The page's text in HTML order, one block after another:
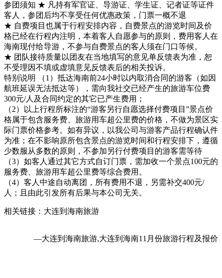
参团须知 ★ 凡持有军官证、导游证、学生证、记者证等证件
客人，参团后均不享受任何优惠政策，门票一概不退
★ 自费项目也属于行程安排内容，自费景点的游览时间及价
格已经在行程内注明，本着客人自愿参与的原则，费用客人在
海南现付给导游，不参与自费景点的客人须在门口等候。
★ 团队接待质量以团友在当地填写的意见单反馈表为准，恕
不受理因不填或虚填意见反馈表后的相关投诉。
特别说明 （1）抵达海南前24小时以内取消合同的游客（如因
航班延误无法抵达等），需向我社交已经产生的旅游车位费
300元/人及合同约定的其它已产生费用；
（2）以上行程所标注的“游客另行自愿选择付费项目”景点价
格属于包含服务费、旅游用车超公里费的价格，不做为景区实
际门票价格参考。如有异议，以我公司与游客产品行程确认件
为准；在不影响原所包含景点的游览时间和行程安排下，遵循
少数服从多数的原则，不参加另行付费项目的游客需等待
（3）如客人通过其它方式自订门票，需加收一个景点100元的
服务费、旅游用车超公里费等综合费用。
（4）客人中途自动离团，所有费用不退，另需补交400元/
人；且由此引发所有后果与本公司无关。
相关链接：大连到海南旅游
—大连到海南旅游,大连到海南11月份旅游行程及报价